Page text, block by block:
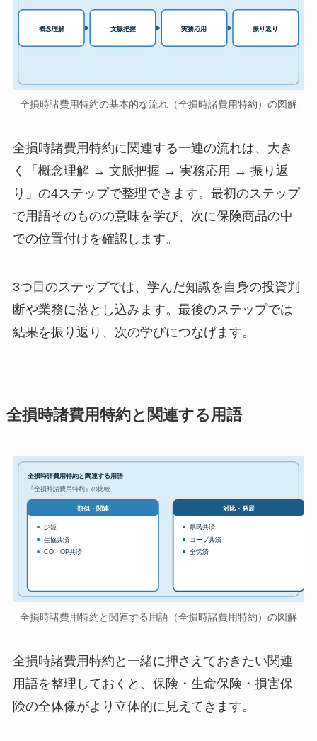
概念理解 文脈把握 実務応用 振り返り
全損時諸費用特約の基本的な流れ（全損時諸費用特約）の図解
全損時諸費用特約に関連する一連の流れは、大き
く「概念理解 → 文脈把握 → 実務応用 → 振り返
り」の4ステップで整理できます。最初のステップ
で用語そのものの意味を学び、次に保険商品の中
での位置付けを確認します。
3つ目のステップでは、学んだ知識を自身の投資判
断や業務に落とし込みます。最後のステップでは
結果を振り返り、次の学びにつなげます。
全損時諸費用特約と関連する用語
全損時諸費用特約と関連する用語
『全損時諸費用特約』の比較
類似・関連
少短
生協共済
CO・OP共済
対比・発展
県民共済
コープ共済
全労済
全損時諸費用特約と関連する用語（全損時諸費用特約）の図解
全損時諸費用特約と一緒に押さえておきたい関連
用語を整理しておくと、保険・生命保険・損害保
険の全体像がより立体的に見えてきます。